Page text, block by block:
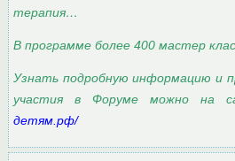
терапия…
В программе более 400 мастер
Узнать подробную информацию и
участия в Форуме можно на
детям.рф/